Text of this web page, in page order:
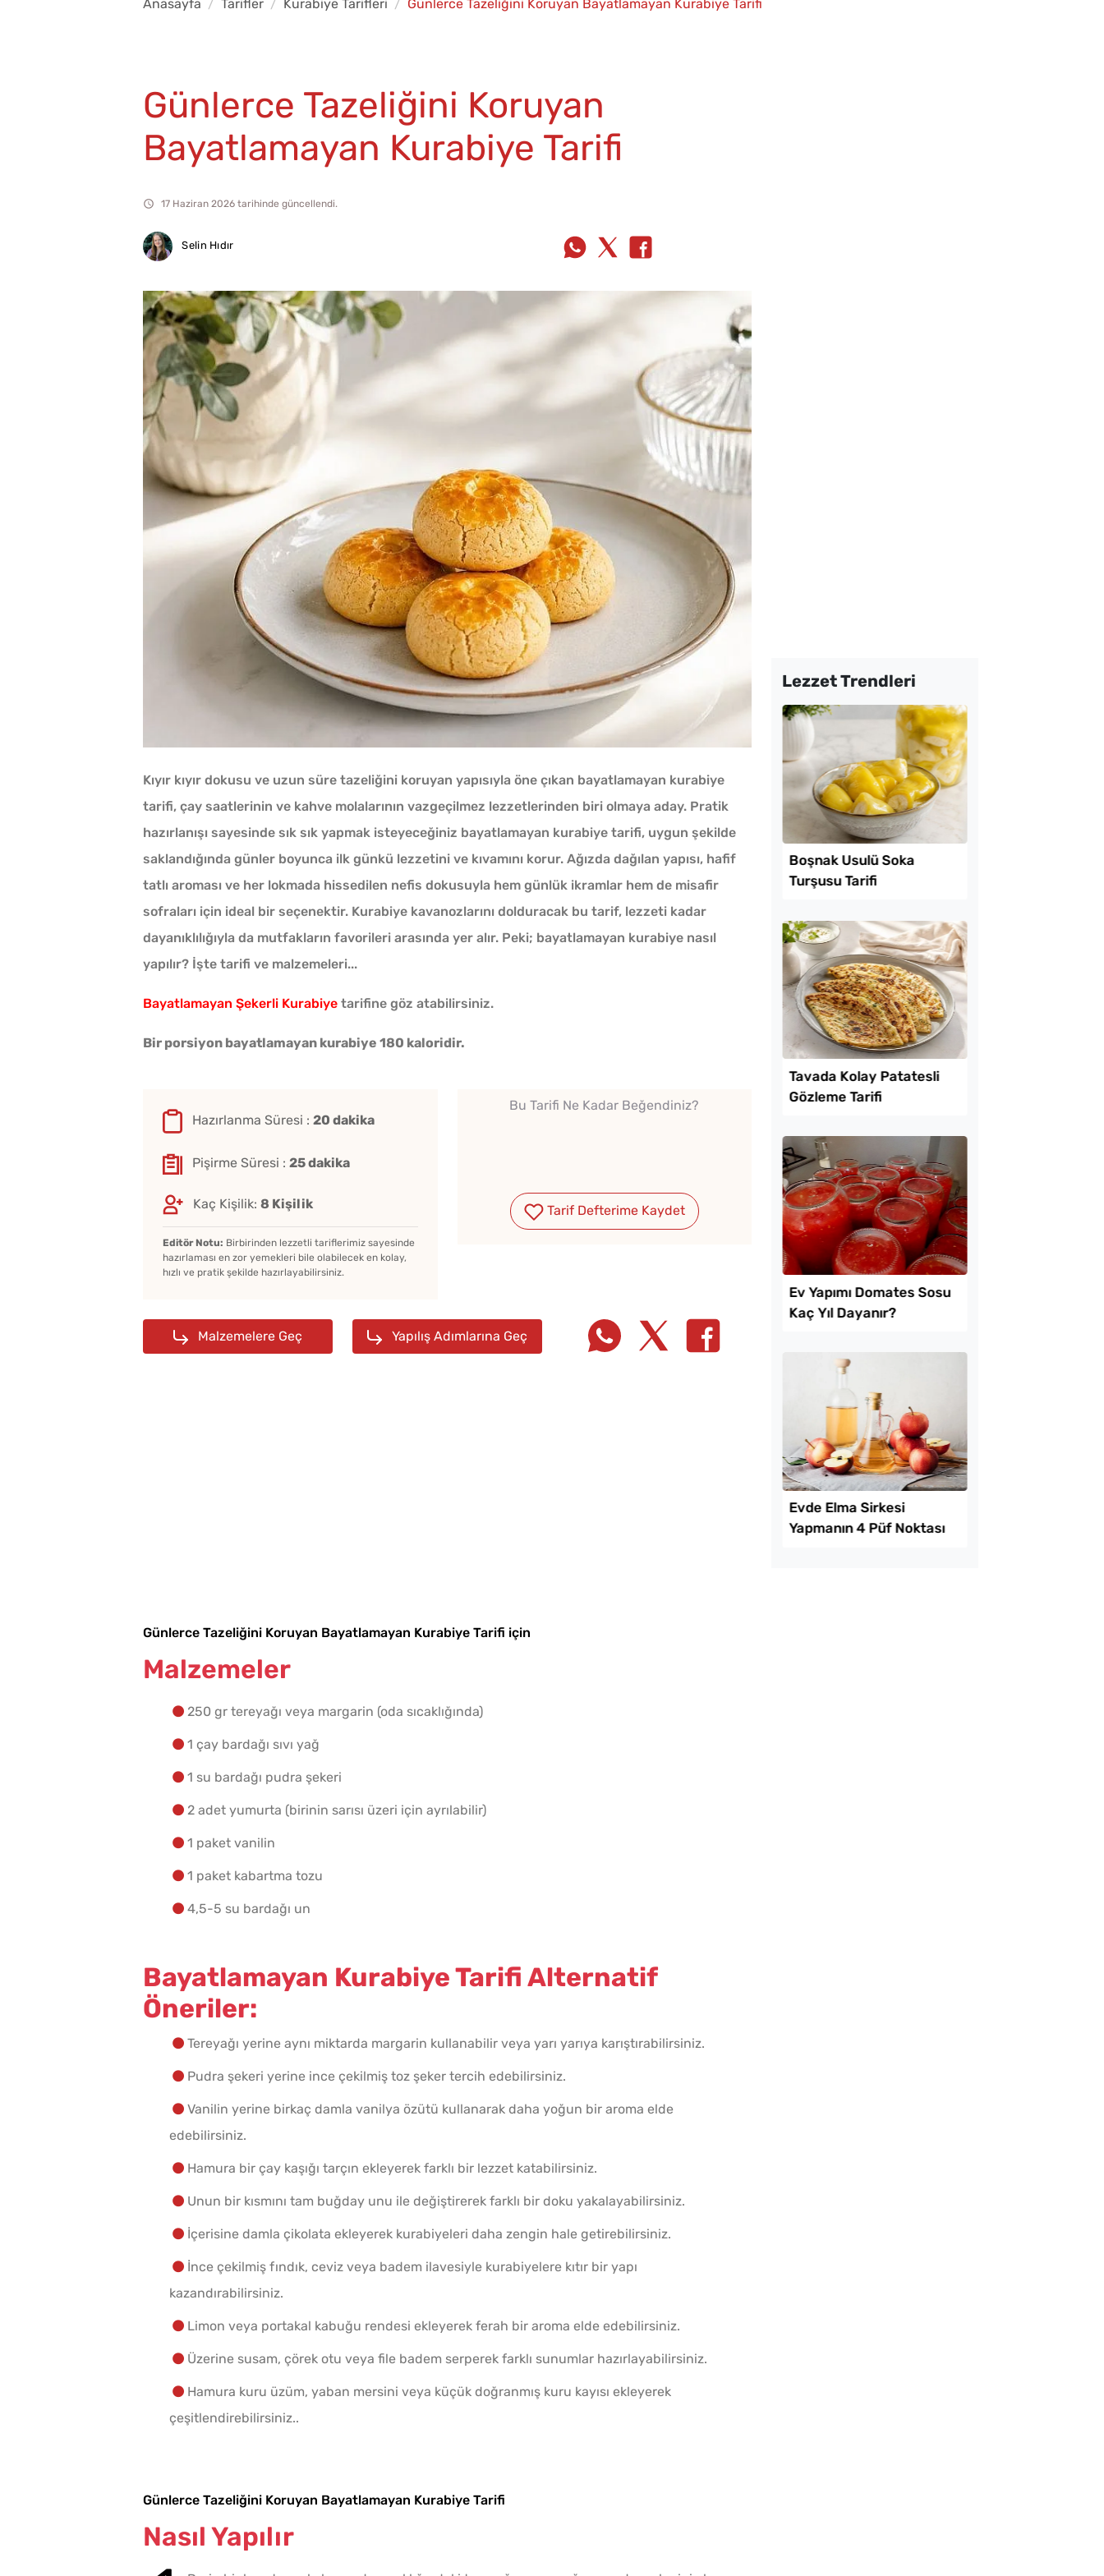
Anasayfa Tarifler Kurabiye Tarifleri Günlerce Tazeliğini Koruyan Bayatlamayan Kurabiye Tarifi
Günlerce Tazeliğini Koruyan
Bayatlamayan Kurabiye Tarifi
17 Haziran 2026 tarihinde güncellendi.
Selin Hıdır
Kıyır kıyır dokusu ve uzun süre tazeliğini koruyan yapısıyla öne çıkan bayatlamayan kurabiye
tarifi, çay saatlerinin ve kahve molalarının vazgeçilmez lezzetlerinden biri olmaya aday. Pratik
hazırlanışı sayesinde sık sık yapmak isteyeceğiniz bayatlamayan kurabiye tarifi, uygun şekilde
saklandığında günler boyunca ilk günkü lezzetini ve kıvamını korur. Ağızda dağılan yapısı, hafif
tatlı aroması ve her lokmada hissedilen nefis dokusuyla hem günlük ikramlar hem de misafir
sofraları için ideal bir seçenektir. Kurabiye kavanozlarını dolduracak bu tarif, lezzeti kadar
dayanıklılığıyla da mutfakların favorileri arasında yer alır. Peki; bayatlamayan kurabiye nasıl
yapılır? İşte tarifi ve malzemeleri...
Bayatlamayan Şekerli Kurabiye tarifine göz atabilirsiniz.
Bir porsiyon bayatlamayan kurabiye 180 kaloridir.
Hazırlanma Süresi : 20 dakika
Pişirme Süresi : 25 dakika
Kaç Kişilik: 8 Kişilik
Editör Notu: Birbirinden lezzetli tariflerimiz sayesinde
hazırlaması en zor yemekleri bile olabilecek en kolay,
hızlı ve pratik şekilde hazırlayabilirsiniz.
Bu Tarifi Ne Kadar Beğendiniz?
Tarif Defterime Kaydet
Malzemelere Geç Yapılış Adımlarına Geç
Bayat Ekmeği Saniyeler
İçine Ne Konur?
Çiğ Domates Kavanozda
Soğuk Çorbaya Hangi
Baharatlar Konulur?
Soğuk Baklava
10 Dakikaya Sendeyim Tavada Kolay
Günlerce Tazeliğini Koruyan Bayatlamayan Kurabiye Tarifi için
Malzemeler
250 gr tereyağı veya margarin (oda sıcaklığında)
1 çay bardağı sıvı yağ
1 su bardağı pudra şekeri
2 adet yumurta (birinin sarısı üzeri için ayrılabilir)
1 paket vanilin
1 paket kabartma tozu
4,5-5 su bardağı un
Bayatlamayan Kurabiye Tarifi Alternatif
Öneriler:
Tereyağı yerine aynı miktarda margarin kullanabilir veya yarı yarıya karıştırabilirsiniz.
Pudra şekeri yerine ince çekilmiş toz şeker tercih edebilirsiniz.
Vanilin yerine birkaç damla vanilya özütü kullanarak daha yoğun bir aroma elde
edebilirsiniz.
Hamura bir çay kaşığı tarçın ekleyerek farklı bir lezzet katabilirsiniz.
Unun bir kısmını tam buğday unu ile değiştirerek farklı bir doku yakalayabilirsiniz.
İçerisine damla çikolata ekleyerek kurabiyeleri daha zengin hale getirebilirsiniz.
İnce çekilmiş fındık, ceviz veya badem ilavesiyle kurabiyelere kıtır bir yapı
kazandırabilirsiniz.
Limon veya portakal kabuğu rendesi ekleyerek ferah bir aroma elde edebilirsiniz.
Üzerine susam, çörek otu veya file badem serperek farklı sunumlar hazırlayabilirsiniz.
Hamura kuru üzüm, yaban mersini veya küçük doğranmış kuru kayısı ekleyerek
çeşitlendirebilirsiniz..
Günlerce Tazeliğini Koruyan Bayatlamayan Kurabiye Tarifi
Nasıl Yapılır